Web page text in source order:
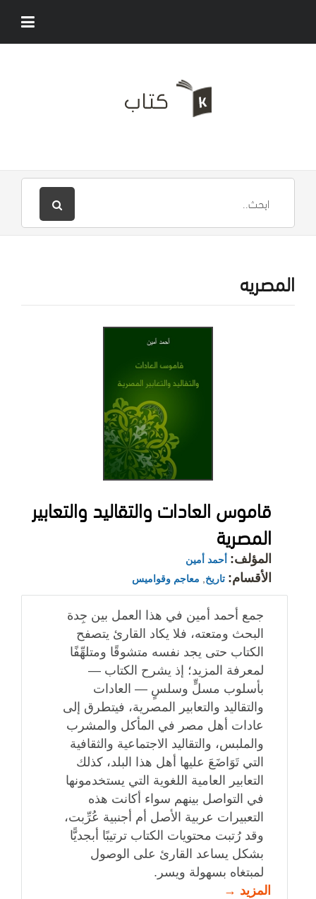
المصريه
قاموس العادات والتقاليد والتعابير
المصرية
المؤلف: أحمد أمين
الأقسام: تاريخ معاجم وقواميس
جمع أحمد أمين في هذا العمل بين جِدة
البحث ومتعته، فلا يكاد القارئ يتصفح
الكتاب حتى يجد نفسه متشوقًا ومتلهِّفًا
لمعرفة المزيد؛ إذ يشرح الكتاب —
بأسلوب مسلٍّ وسلسٍ — العادات
والتقاليد والتعابير المصرية، فيتطرق إلى
عادات أهل مصر في المأكل والمشرب
والملبس، والتقاليد الاجتماعية والثقافية
التي تَوَاضَعَ عليها أهل هذا البلد، كذلك
التعابير العامية اللغوية التي يستخدمونها
في التواصل بينهم سواء أكانت هذه
التعبيرات عربية الأصل أم أجنبية عُرِّبت،
وقد رُتبت محتويات الكتاب ترتيبًا أبجديًّا
بشكل يساعد القارئ على الوصول
لمبتغاه بسهولة ويسر.
المزيد →